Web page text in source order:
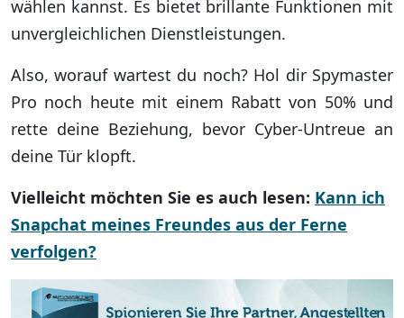
wählen kannst. Es bietet brillante Funktionen mit
unvergleichlichen Dienstleistungen.
Also, worauf wartest du noch? Hol dir Spymaster
Pro noch heute mit einem Rabatt von 50% und
rette deine Beziehung, bevor Cyber-Untreue an
deine Tür klopft.
Vielleicht möchten Sie es auch lesen: Kann ich
Snapchat meines Freundes aus der Ferne
verfolgen?